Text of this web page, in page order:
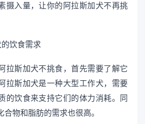
摄入量，让你的阿拉斯加犬不再挑
饮食需求
拉斯加犬不挑食，首先需要了解它
拉斯加犬是一种大型工作犬，需要
的饮食来支持它们的体力消耗。同
物和脂肪的需求也很高。